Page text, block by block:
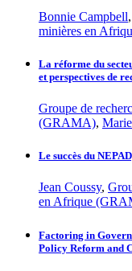
Bonnie Campbell,
minières en
La réforme du
et perspectives de
Groupe de
(GRAMA),
Le succès du
Jean Coussy,
en Afrique
Factoring in
Policy Reform and